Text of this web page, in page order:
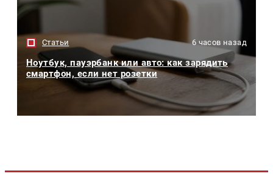
Статьи 6 часов назад
Ноутбук, пауэрбанк или авто: как зарядить
смартфон, если нет розетки